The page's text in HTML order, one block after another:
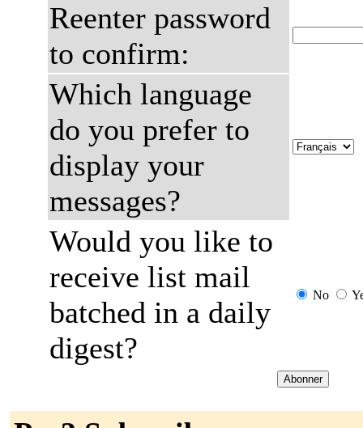
Reenter password
to confirm:
Which language
do you prefer to
display your
messages?
Would you like to
receive list mail
batched in a daily
digest?
No